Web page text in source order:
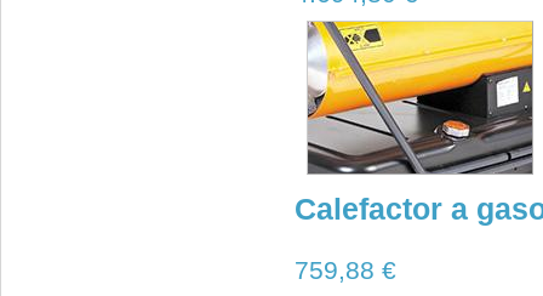
Calefactor a
759,88 €